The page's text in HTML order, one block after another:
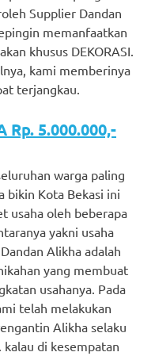
Supplier Dandan
memanfaatkan
khusus DEKORASI.
kami memberinya
terjangkau.
Rp. 5.000.000,-
warga paling
bikin Kota Bekasi ini
usaha oleh beberapa
yakni usaha
Alikha adalah
yang membuat
usahanya. Pada
telah melakukan
Alikha selaku
kalau di kesempatan